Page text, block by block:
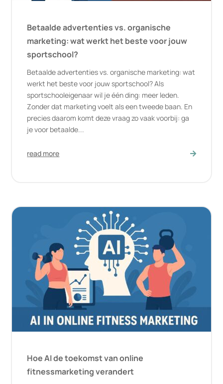
Betaalde advertenties vs. organische
marketing: wat werkt het beste voor jouw
sportschool?
Betaalde advertenties vs. organische marketing: wat
werkt het beste voor jouw sportschool? Als
sportschooleigenaar wil je één ding: meer leden.
Zonder dat marketing voelt als een tweede baan. En
precies daarom komt deze vraag zo vaak voorbij: ga
je voor betaalde...
read more
Hoe AI de toekomst van online
fitnessmarketing verandert